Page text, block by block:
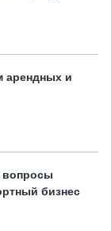
арендных и
вопросы
бизнес